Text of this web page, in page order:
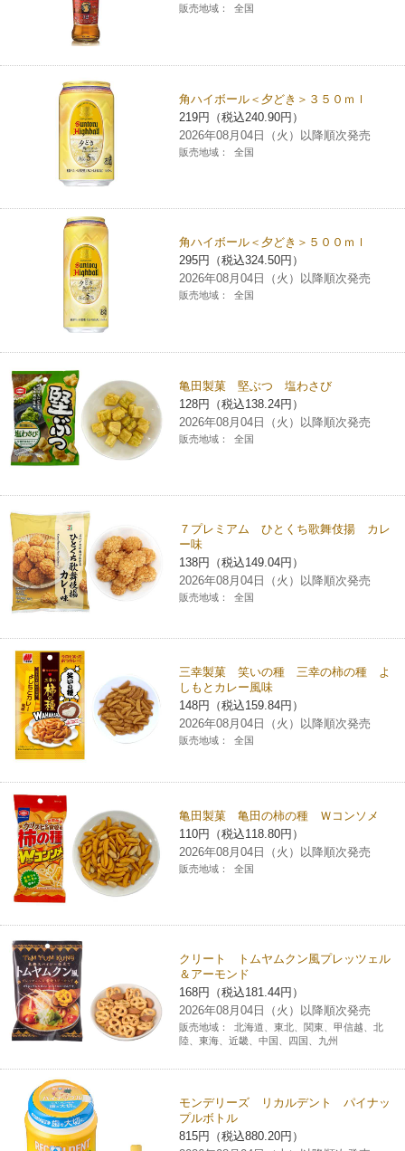
学び・教育
宅配ロッカー（店舗限定）
モバイルバッテリーシェアリング（店舗限定）
モバイルWi-Fiバッテリーシェアリング（店舗限定）
荷物預かりサービス「ecbocloakエクボクローク」（店舗限定）
パウダースペース ラブン（店舗限定）
ソフトバンクギフト
セブン-イレブンの横顔
セブン-イレブンの歴史
販売地域： 全国
角ハイボール＜夕どき＞３５０ｍｌ
219円（税込240.90円）
2026年08月04日（火）以降順次発売
販売地域： 全国
角ハイボール＜夕どき＞５００ｍｌ
295円（税込324.50円）
2026年08月04日（火）以降順次発売
販売地域： 全国
亀田製菓 堅ぶつ 塩わさび
128円（税込138.24円）
2026年08月04日（火）以降順次発売
販売地域： 全国
７プレミアム ひとくち歌舞伎揚 カレ
ー味
138円（税込149.04円）
2026年08月04日（火）以降順次発売
販売地域： 全国
三幸製菓 笑いの種 三幸の柿の種 よ
しもとカレー風味
148円（税込159.84円）
2026年08月04日（火）以降順次発売
販売地域： 全国
亀田製菓 亀田の柿の種 Ｗコンソメ
110円（税込118.80円）
2026年08月04日（火）以降順次発売
販売地域： 全国
クリート トムヤムクン風プレッツェル
＆アーモンド
168円（税込181.44円）
2026年08月04日（火）以降順次発売
販売地域：
北海道、東北、関東、甲信越、北
陸、東海、近畿、中国、四国、九州
モンデリーズ リカルデント パイナッ
プルボトル
815円（税込880.20円）